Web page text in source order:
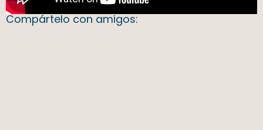
Compártelo con amigos: